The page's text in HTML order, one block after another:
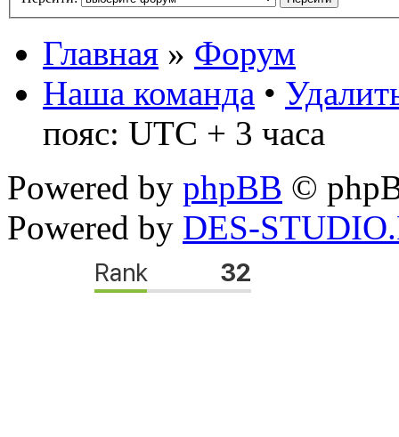
Главная » Форум
Наша команда •
пояс: UTC + 3 часа
Powered by phpBB ©
Powered by DES-